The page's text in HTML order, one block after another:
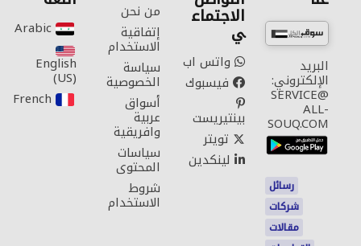
البريد
الإلكتروني:
SERVICE@
ALL-
SOUQ.COM
رسائل
شركات
مقالات
الاجتماع
ي
واتس اب
فيسبوك
بينتيريست
تويتر
لينكدين
من نحن
إتفاقية
الاستخدام
سياسة
الخصوصية
أسواق
عربية
وافريقية
سياسات
المحتوى
شروط
الاستخدام
Arabic‎
English
(US)‎
French‎